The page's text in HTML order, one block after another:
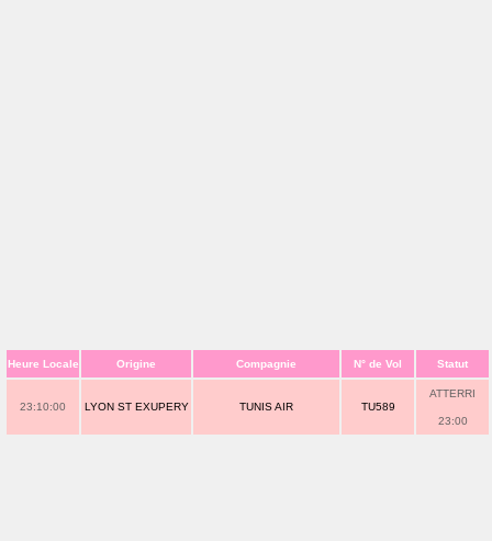
Heure Locale Origine Compagnie N° de Vol Statut
23:10:00 LYON ST EXUPERY TUNIS AIR TU589
ATTERRI
23:00